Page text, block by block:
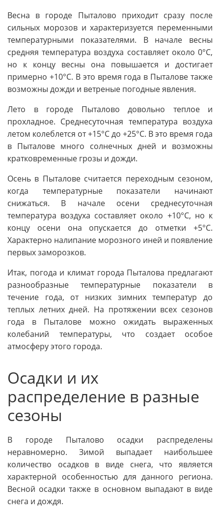
Весна в городе Пыталово приходит сразу после
сильных морозов и характеризуется переменными
температурными показателями. В начале весны
средняя температура воздуха составляет около 0°C,
но к концу весны она повышается и достигает
примерно +10°C. В это время года в Пыталове также
возможны дожди и ветреные погодные явления.
Лето в городе Пыталово довольно теплое и
прохладное. Среднесуточная температура воздуха
летом колеблется от +15°C до +25°C. В это время года
в Пыталове много солнечных дней и возможны
кратковременные грозы и дожди.
Осень в Пыталове считается переходным сезоном,
когда температурные показатели начинают
снижаться. В начале осени среднесуточная
температура воздуха составляет около +10°C, но к
концу осени она опускается до отметки +5°C.
Характерно налипание морозного иней и появление
первых заморозков.
Итак, погода и климат города Пыталова предлагают
разнообразные температурные показатели в
течение года, от низких зимних температур до
теплых летних дней. На протяжении всех сезонов
года в Пыталове можно ожидать выраженных
колебаний температуры, что создает особое
атмосферу этого города.
Осадки и их
распределение в разные
сезоны
В городе Пыталово осадки распределены
неравномерно. Зимой выпадает наибольшее
количество осадков в виде снега, что является
характерной особенностью для данного региона.
Весной осадки также в основном выпадают в виде
снега и дождя.